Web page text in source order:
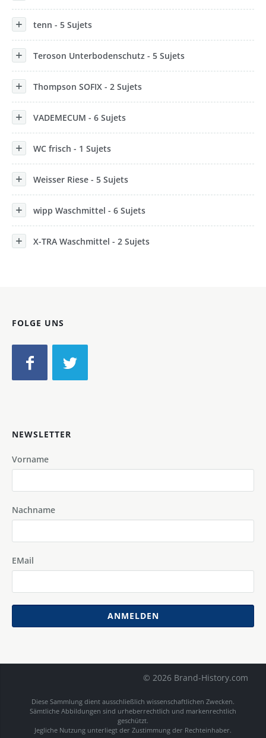
tenn - 5 Sujets
Teroson Unterbodenschutz - 5 Sujets
Thompson SOFIX - 2 Sujets
VADEMECUM - 6 Sujets
WC frisch - 1 Sujets
Weisser Riese - 5 Sujets
wipp Waschmittel - 6 Sujets
X-TRA Waschmittel - 2 Sujets
FOLGE UNS
NEWSLETTER
Vorname
Nachname
EMail
ANMELDEN
© 2026 Brand-History.com
Diese Sammlung dient ausschließlich wissenschaftlichen Zwecken.
Sämtliche Abbildungen sind urheberrechtlich und markenrechtlich
geschützt.
Jegliche Nutzung unterliegt der Zustimmung der Rechteinhaber.